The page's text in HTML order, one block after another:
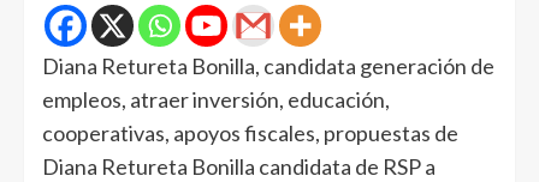
Diana Retureta Bonilla, candidata generación de
empleos, atraer inversión, educación,
cooperativas, apoyos fiscales, propuestas de
Diana Retureta Bonilla candidata de RSP a